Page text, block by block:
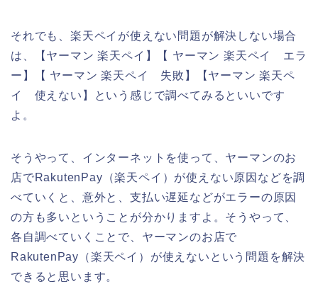
それでも、楽天ペイが使えない問題が解決しない場合
は、【ヤーマン 楽天ペイ】【 ヤーマン 楽天ペイ エラ
ー】【 ヤーマン 楽天ペイ 失敗】【ヤーマン 楽天ペ
イ 使えない】という感じで調べてみるといいです
よ。
そうやって、インターネットを使って、ヤーマンのお
店でRakutenPay（楽天ペイ）が使えない原因などを調
べていくと、意外と、支払い遅延などがエラーの原因
の方も多いということが分かりますよ。そうやって、
各自調べていくことで、ヤーマンのお店で
RakutenPay（楽天ペイ）が使えないという問題を解決
できると思います。